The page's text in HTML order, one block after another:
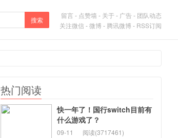
留言- 点赞墙 - 关于- 广告- 团队动态
关注微信-微博 - 腾讯微博 - RSS订阅
搜索
热门阅读
快一年了！国行switch目前有
什么游戏了？
09-11 阅读(3717461)